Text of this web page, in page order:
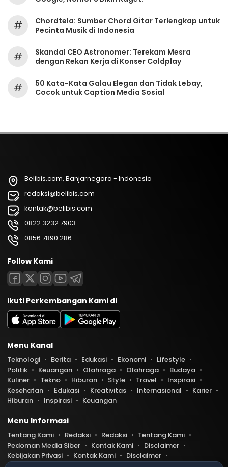
#
Chordtela: Sumber Chord Gitar Terlengkap untuk
Pecinta Musik di Indonesia
#
Skandal CEO Astronomer: Terekam Mesra
dengan Rekan Kerja di Konser Coldplay
#
50 Kata-Kata Galau Elegan dan Tidak Lebay,
Cocok untuk Caption Media Sosial
Belibis.com, Banjarnegara - Indonesia
redaksi@belibis.com
kontak@belibis.com
0822 3232 7903
0856 7890 286
Follow Kami
Ikuti Perkembangan Kami di
Menu Kanal
Teknologi Berita Edukasi Ekonomi
Lifestyle
Politik
Keuangan Olahraga Olahraga
Budaya
Kuliner
Tekno Hiburan Style Travel
Inspirasi
Kesehatan
Edukasi Kreativitas Internasional
Karier
Hiburan
Inspirasi Keuangan
Menu Informasi
Tentang Kami Redaksi Redaksi
Tentang Kami
Pedoman Media Siber
Kontak Kami
Disclaimer
Kebijakan Privasi
Kontak Kami
Disclaimer